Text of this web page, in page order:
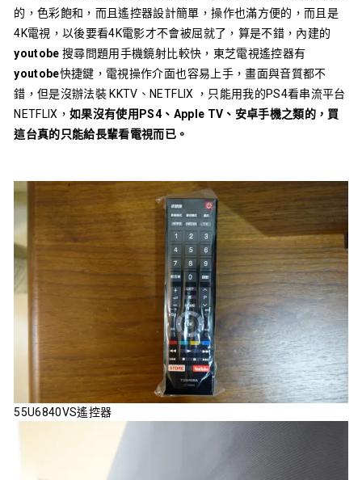
的，色彩飽和，而且遙控器設計簡單，操作也滿方便的，而且是
4K電視，以後要看4K電影才不會被屈就了，算是不錯，內建的
youtobe 搜尋問題用手機鏡射比較快，東芝電視遙控器有
youtobe快捷鍵，電視操作介面也容易上手，畫面與音質都不
錯，但是沒辦法裝 KKTV、NETFLIX ，只能用我的PS4看串流平台
NETFLIX，如果沒有使用PS4、Apple TV、安卓手機之類的，買
這台真的只能給長輩看電視而已。
55U6840VS遙控器